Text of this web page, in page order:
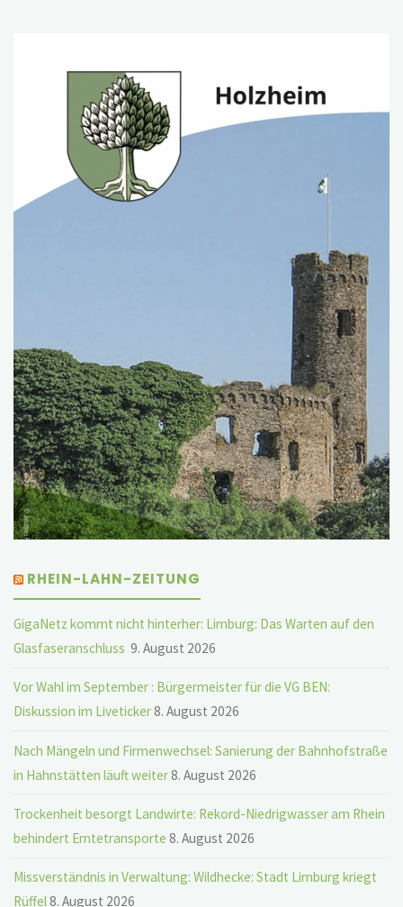
RHEIN-LAHN-ZEITUNG
GigaNetz kommt nicht hinterher: Limburg: Das Warten auf den
Glasfaseranschluss 9. August 2026
Vor Wahl im September : Bürgermeister für die VG BEN:
Diskussion im Liveticker8. August 2026
Nach Mängeln und Firmenwechsel: Sanierung der Bahnhofstraße
in Hahnstätten läuft weiter8. August 2026
Trockenheit besorgt Landwirte: Rekord-Niedrigwasser am Rhein
behindert Erntetransporte 8. August 2026
Missverständnis in Verwaltung: Wildhecke: Stadt Limburg kriegt
Rüffel8. August 2026